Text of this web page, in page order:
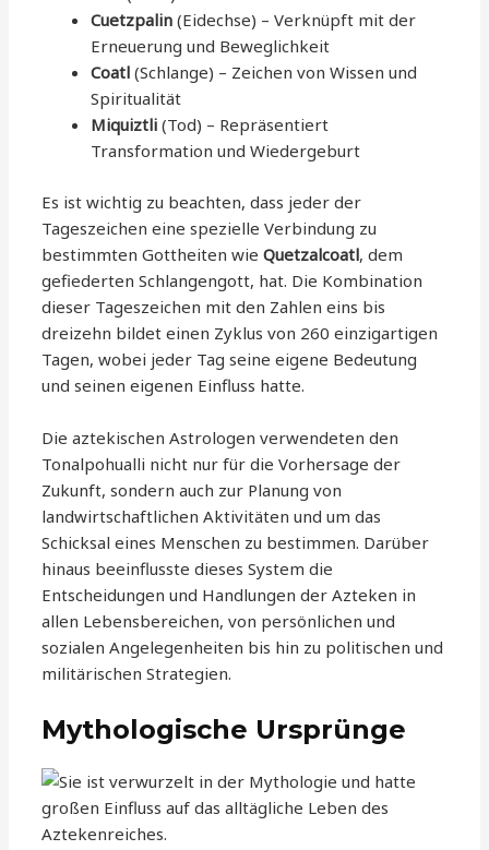
Cuetzpalin (Eidechse) – Verknüpft mit der
Erneuerung und Beweglichkeit
Coatl (Schlange) – Zeichen von Wissen und
Spiritualität
Miquiztli (Tod) – Repräsentiert
Transformation und Wiedergeburt
Es ist wichtig zu beachten, dass jeder der
Tageszeichen eine spezielle Verbindung zu
bestimmten Gottheiten wieQuetzalcoatl, dem
gefiederten Schlangengott, hat. Die Kombination
dieser Tageszeichen mit den Zahlen eins bis
dreizehn bildet einen Zyklus von 260 einzigartigen
Tagen, wobei jeder Tag seine eigene Bedeutung
und seinen eigenen Einfluss hatte.
Die aztekischen Astrologen verwendeten den
Tonalpohualli nicht nur für die Vorhersage der
Zukunft, sondern auch zur Planung von
landwirtschaftlichen Aktivitäten und um das
Schicksal eines Menschen zu bestimmen. Darüber
hinaus beeinflusste dieses System die
Entscheidungen und Handlungen der Azteken in
allen Lebensbereichen, von persönlichen und
sozialen Angelegenheiten bis hin zu politischen und
militärischen Strategien.
Mythologische Ursprünge